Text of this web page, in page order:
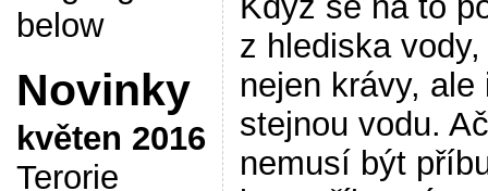
below
Novinky
květen 2016
Terorie
z hlediska
nejen krávy,
stejnou vodu.
nemusí být